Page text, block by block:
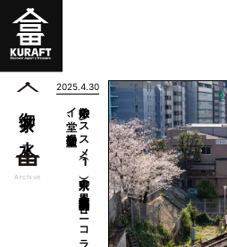
御茶ノ水
Archive
2025.4.30
散歩の
ス
ス
メ
（1
）東京の
異文化探訪・神田明神、
ニ
コ
ラ
イ
堂、
湯島聖堂